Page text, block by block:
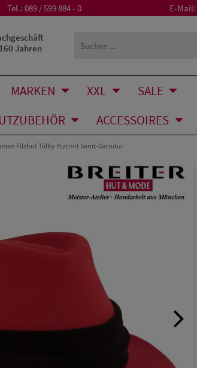
Tel.: 089 / 599 884 - 0 E-Mail:
Jahren
MARKEN XXL
SALE
ACCESSOIRES
Filzhut Trilby Hut mit Samt-Garnitur